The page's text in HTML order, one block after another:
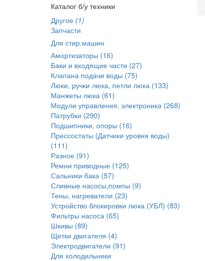
Каталог б/у техники
Другое (1)
Запчасти
Для стир.машин
Амортизаторы (16)
Баки и входящие части (27)
Клапана подачи воды (75)
Люки, ручки люка, петли люка (133)
Манжеты люка (61)
Модули управления, электроника (268)
Патрубки (290)
Подшипники, опоры (16)
Прессостаты (Датчики уровня воды)
(111)
Разное (91)
Ремни приводные (125)
Сальники бака (57)
Сливные насосы,помпы (9)
Тены, нагреватели (23)
Устройство блокировки люка (УБЛ) (83)
Фильтры насоса (65)
Шкивы (89)
Щетки двигателя (4)
Электродвигатели (91)
Для холодильники